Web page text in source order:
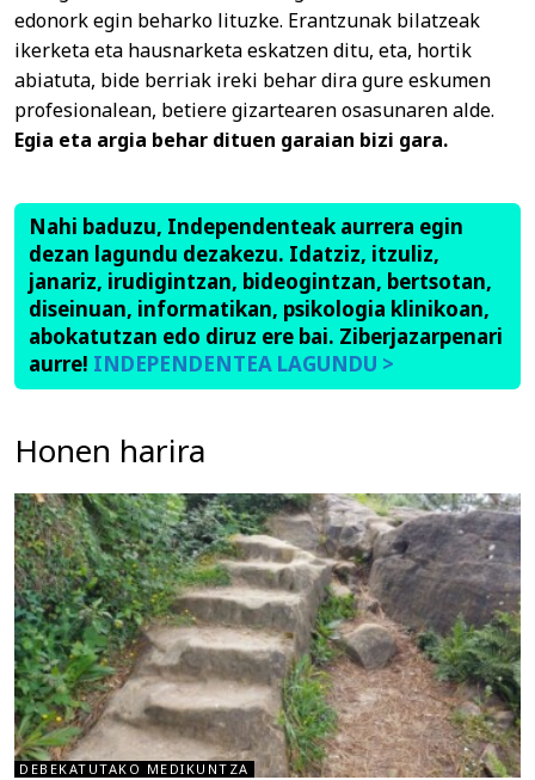
edonork egin beharko lituzke. Erantzunak bilatzeak
ikerketa eta hausnarketa eskatzen ditu, eta, hortik
abiatuta, bide berriak ireki behar dira gure eskumen
profesionalean, betiere gizartearen osasunaren alde.
Egia eta argia behar dituen garaian bizi gara.
Nahi baduzu, Independenteak aurrera egin
dezan lagundu dezakezu. Idatziz, itzuliz,
janariz, irudigintzan, bideogintzan, bertsotan,
diseinuan, informatikan, psikologia klinikoan,
abokatutzan edo diruz ere bai. Ziberjazarpenari
aurre! INDEPENDENTEA LAGUNDU >
Honen harira
DEBEKATUTAKO MEDIKUNTZA